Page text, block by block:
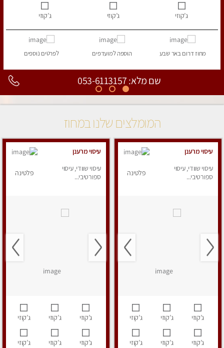
ג’קוזי ג’קוזי ג’קוזי
מחוז דרוםבאר שבע הוספהלמועדפים לפרטים נוספים
שם מלא: 053-6113157
המומלצים שלנו במחוז
עיסוי מרענן
עיסוי שוודי, עיסוי
ספורטיבי...
פלטינה
ג’קוזי ג’קוזי ג’קוזי
ג’קוזי ג’קוזי ג’קוזי
עיסוי מרענן
עיסוי שוודי, עיסוי
ספורטיבי...
פלטינה
ג’קוזי ג’קוזי ג’קוזי
ג’קוזי ג’קוזי ג’קוזי